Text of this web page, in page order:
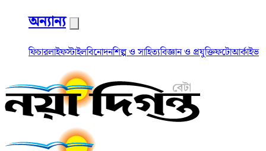
অন্যান্য
ফিচারলাইফস্টাইলবিনোদনশিল্প ও সাহিত্যবিজ্ঞান ও প্রযুক্তিফটোআর্কাইভ